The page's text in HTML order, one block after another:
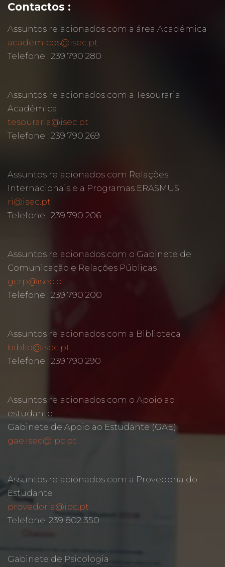
Contactos :
Assuntos relacionados com a área Académica
academicos@isec.pt
Telefone : 239 790 280
Assuntos relacionados com a Tesouraria
Académica
tesouraria@isec.pt
Telefone : 239 790 269
Assuntos relacionados com Relações
Internacionais e a Programas ERASMUS
ri@isec.pt
Telefone : 239 790 206
Assuntos relacionados com o Gabinete de
Comunicação e Relações Públicas
gcrp@isec.pt
Telefone : 239 790 200
Assuntos relacionados com a Biblioteca
biblio@isec.pt
Telefone : 239 790 290
Assuntos relacionados com o Apoio ao
estudante
Gabinete de Apoio ao Estudante (GAE)
gae.isec@ipc.pt
Assuntos relacionados com a Provedoria do
Estudante
provedoria@ipc.pt
Telefone: 239 802 350
Gabinete de Psicologia